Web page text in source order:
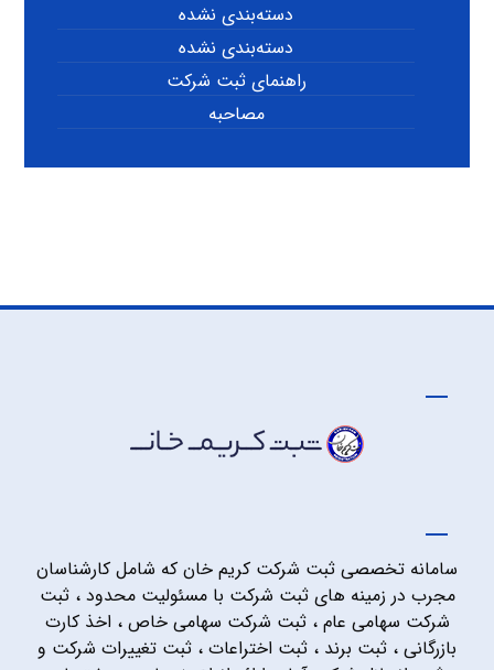
دسته‌بندی نشده
دسته‌بندی نشده
راهنمای ثبت شرکت
مصاحبه
سامانه تخصصی ثبت شرکت کریم خان که شامل کارشناسان
مجرب در زمینه های ثبت شرکت با مسئولیت محدود ، ثبت
شرکت سهامی عام ، ثبت شرکت سهامی خاص ، اخذ کارت
بازرگانی ، ثبت برند ، ثبت اختراعات ، ثبت تغییرات شرکت و